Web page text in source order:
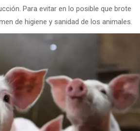
Para evitar en lo posible que brote
de higiene y sanidad de los animales.